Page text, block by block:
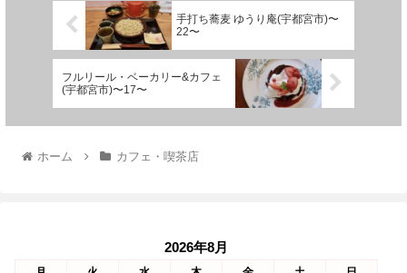
手打ち蕎麦 ゆうり庵(宇都宮市)〜
22〜
フルリール・ベーカリー&カフェ
(宇都宮市)〜17〜
ホーム カフェ・喫茶店
2026年8月